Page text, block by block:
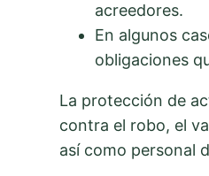
acreedores.
En algunos
obligaciones
La protección de
contra el robo, el
así como personal